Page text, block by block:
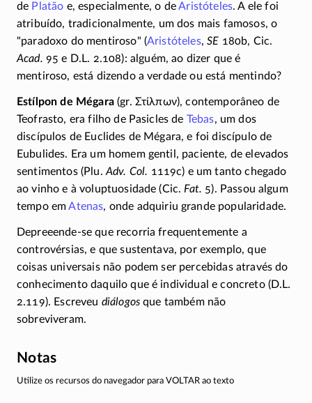
de Platão e, especialmente, o deAristóteles. A ele foi
atribuído, tradicionalmente, um dos mais famosos, o
"paradoxo do mentiroso" (Aristóteles,SE 180b, Cic.
Acad. 95 e D.L. 2.108): alguém, ao dizer que é
mentiroso, está dizendo a verdade ou está mentindo?
Estílpon de Mégara(gr. Στίλπων), contemporâneo de
Teofrasto, era filho de Pasicles de Tebas, um dos
discípulos de Euclides de Mégara, e foi discípulo de
Eubulides. Era um homem gentil, paciente, de elevados
sentimentos (Plu. Adv. Col. 1119c) e um tanto chegado
ao vinho e à voluptuosidade (Cic. Fat. 5). Passou algum
tempo emAtenas, onde adquiriu grande popularidade.
Depreeende-se que recorria frequentemente a
controvérsias, e que sustentava, por exemplo, que
coisas universais não podem ser percebidas através do
conhecimento daquilo que é individual e concreto (D.L.
2.119). Escreveu diálogos que também não
sobreviveram.
Notas
Utilize os recursos do navegador para VOLTAR ao texto